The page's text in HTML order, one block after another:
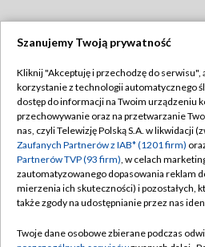
TVP
Abonament TVP
Emisja w TVP
Centrum informacji TVP
Naziemna Telewizja Cyfrowa
Regulamin
Polityka
Moje
Pomoc
Szanujemy Twoją prywatność
Kliknij "Akceptuję i przechodzę do serwisu",
korzystanie z technologii automatycznego
dostęp do informacji na Twoim urządzeniu
przechowywanie oraz na przetwarzanie
nas, czyli Telewizję Polską S.A. w likwidacji
Zaufanych Partnerów z IAB* (1201 firm)
Partnerów TVP (93 firm), w celach
zautomatyzowanego dopasowania reklam
mierzenia ich skuteczności) i pozostałych,
także zgody na udostępnianie przez nas
Twoje dane osobowe zbierane podczas